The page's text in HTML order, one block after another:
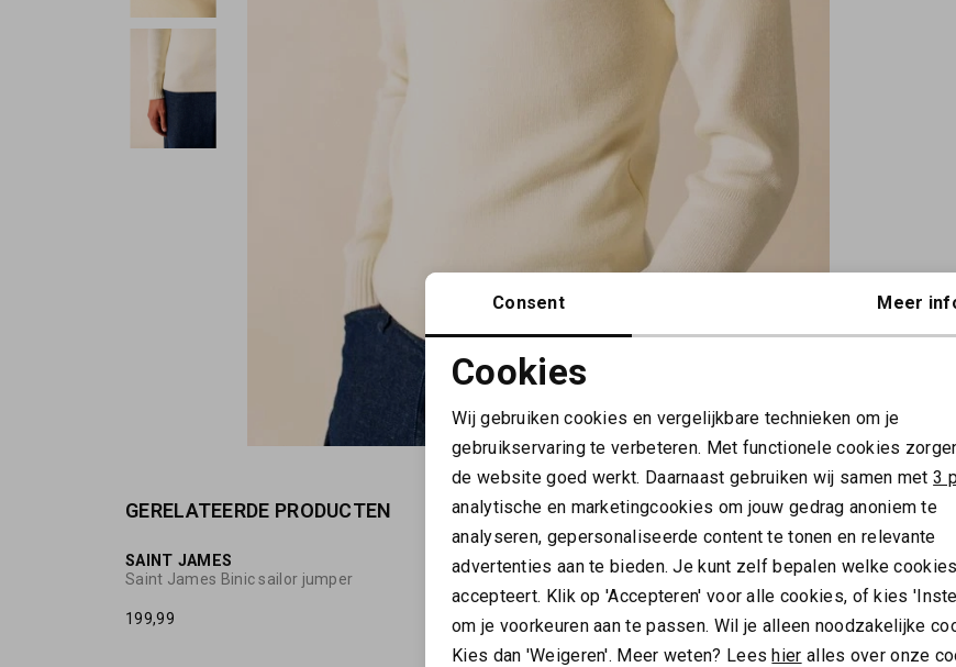
GERELATEERDE PRODUCTEN
NIEUW
SAINT JAMES
Saint James Binic sailor jumper
199,99
NIEUW
SAINT JAMES
225,00
SAINT JAMES
Saint James Rochefort navy
209,99
Noodzakelijke cookies
Analytische cookies Marketing cookies
Consent Meer
Cookies
Wij gebruiken cookies en vergelijkbare technieken om je
gebruikservaring te verbeteren. Met functionele cookies
de website goed werkt. Daarnaast gebruiken wij samen met3
analytische en marketingcookies om jouw gedrag anoniem te
analyseren, gepersonaliseerde content te tonen en relevante
advertenties aan te bieden. Je kunt zelf bepalen welke
accepteert. Klik op 'Accepteren' voor alle cookies, of kies
om je voorkeuren aan te passen. Wil je alleen noodzakelijke
Kies dan 'Weigeren'. Meer weten? Leeshier alles over onze